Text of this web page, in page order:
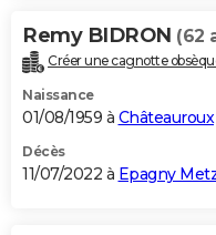
Remy BIDRON (62
Créer une cagnotte
Naissance
01/08/1959 à Châteauroux
Décès
11/07/2022 à Epagny